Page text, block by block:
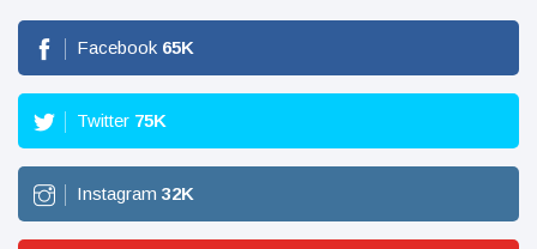
Facebook 65K
Twitter 75K
Instagram 32K